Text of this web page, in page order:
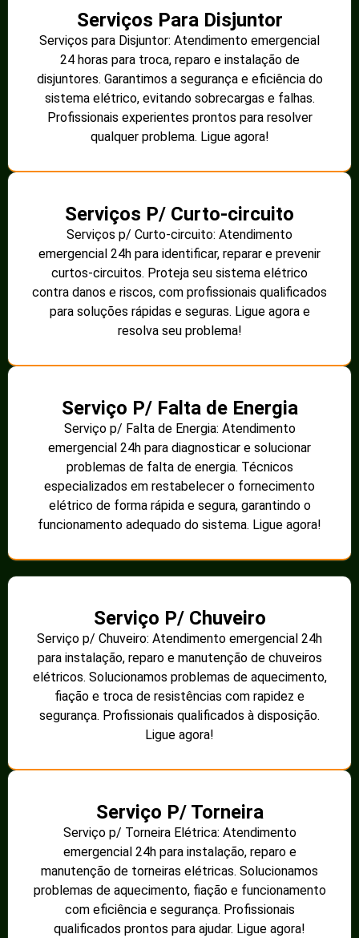
Serviços Para Disjuntor
Serviços para Disjuntor: Atendimento emergencial
24 horas para troca, reparo e instalação de
disjuntores. Garantimos a segurança e eficiência do
sistema elétrico, evitando sobrecargas e falhas.
Profissionais experientes prontos para resolver
qualquer problema. Ligue agora!
Serviços P/ Curto-circuito
Serviços p/ Curto-circuito: Atendimento
emergencial 24h para identificar, reparar e prevenir
curtos-circuitos. Proteja seu sistema elétrico
contra danos e riscos, com profissionais qualificados
para soluções rápidas e seguras. Ligue agora e
resolva seu problema!
Serviço P/ Falta de Energia
Serviço p/ Falta de Energia: Atendimento
emergencial 24h para diagnosticar e solucionar
problemas de falta de energia. Técnicos
especializados em restabelecer o fornecimento
elétrico de forma rápida e segura, garantindo o
funcionamento adequado do sistema. Ligue agora!
Serviço P/ Chuveiro
Serviço p/ Chuveiro: Atendimento emergencial 24h
para instalação, reparo e manutenção de chuveiros
elétricos. Solucionamos problemas de aquecimento,
fiação e troca de resistências com rapidez e
segurança. Profissionais qualificados à disposição.
Ligue agora!
Serviço P/ Torneira
Serviço p/ Torneira Elétrica: Atendimento
emergencial 24h para instalação, reparo e
manutenção de torneiras elétricas. Solucionamos
problemas de aquecimento, fiação e funcionamento
com eficiência e segurança. Profissionais
qualificados prontos para ajudar. Ligue agora!